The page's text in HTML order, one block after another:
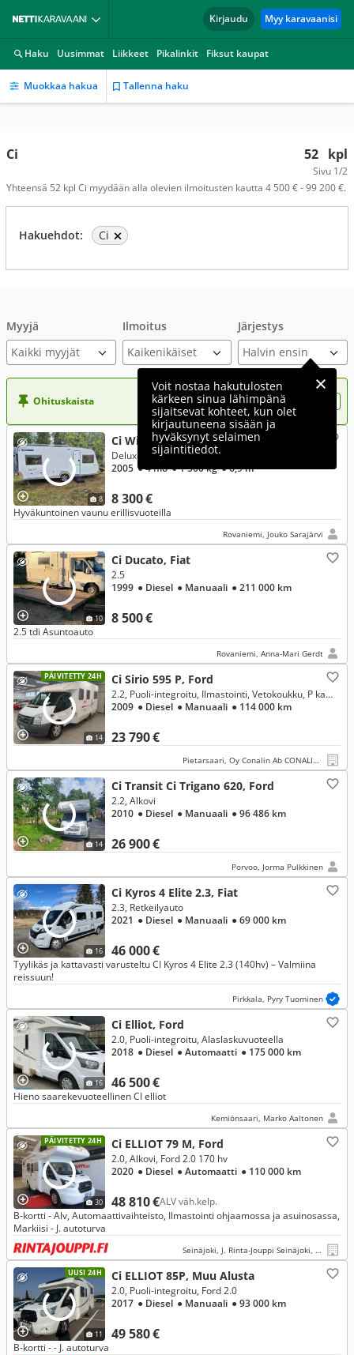
Kirjaudu Myy karavaanisi
Haku Uusimmat Liikkeet Pikalinkit Fiksut kaupat
Muokkaa hakua Tallenna haku
52 kpl
Sivu 1/2
Ci
Yhteensä 52 kpl Ci myydään alla olevien ilmoitusten kautta 4 500 € - 99 200 €.
Hakuehdot: Ci
Myyjä
Kaikki myyjät
Ilmoitus Järjestys
Voit nostaa hakutulosten
kärkeen sinua lähimpänä
sijaitsevat kohteet, kun olet
kirjautuneena sisään ja
hyväksynyt selaimen
sijaintitiedot.
Ohituskaista Nosta ilmoituksesi tähän?
8
Ci Wilk
8 300 €
Deluxe 531
2005 ● 4 hlö● 1 500 kg● 6,9 m
Hyväkuntoinen vaunu erillisvuoteilla
Rovaniemi, Jouko Sarajärvi
10
Ci Ducato, Fiat
8 500 €
2.5
1999 ● Diesel ● Manuaali ● 211 000 km
2.5 tdi Asuntoauto
Rovaniemi, Anna-Mari Gerdt
PÄIVITETTY 24H
14
Ci Sirio 595 P, Ford
23 790 €
2.2, Puoli-integroitu, Ilmastointi, Vetokoukku, P kamera, Pyöräteline, Markiisi, Vakkari, Katsastettu 2.6.2026! Ketjukone! Siisti!
2009 ● Diesel ● Manuaali ● 114 000 km
Pietarsaari, Oy Conalin Ab CONALIN CARS
14
Ci Transit Ci Trigano 620, Ford
26 900 €
2.2, Alkovi
2010 ● Diesel ● Manuaali ● 96 486 km
Porvoo, Jorma Pulkkinen
16
Ci Kyros 4 Elite 2.3, Fiat
46 000 €
2.3, Retkeilyauto
2021 ● Diesel ● Manuaali ● 69 000 km
Tyylikäs ja kattavasti varusteltu CI Kyros 4 Elite 2.3 (140hv) – Valmiina
reissuun!
Pirkkala, Pyry Tuominen
16
Ci Elliot, Ford
46 500 €
2.0, Puoli-integroitu, Alaslaskuvuoteella
2018 ● Diesel ● Automaatti ● 175 000 km
Hieno saarekevuoteellinen CI elliot
Kemiönsaari, Marko Aaltonen
PÄIVITETTY 24H
30
Ci ELLIOT 79 M, Ford
48 810 €ALV väh.kelp.
2.0, Alkovi, Ford 2.0 170 hv
2020 ● Diesel ● Automaatti ● 110 000 km
B-kortti - Alv, Automaattivaihteisto, Ilmastointi ohjaamossa ja asuinosassa,
Markiisi - J. autoturva
Seinäjoki, J. Rinta-Jouppi Seinäjoki, Herralankatu
UUSI 24H
11
Ci ELLIOT 85P, Muu Alusta
49 580 €
2.0, Puoli-integroitu, Ford 2.0
2017 ● Diesel ● Manuaali ● 93 000 km
B-kortti - - J. autoturva